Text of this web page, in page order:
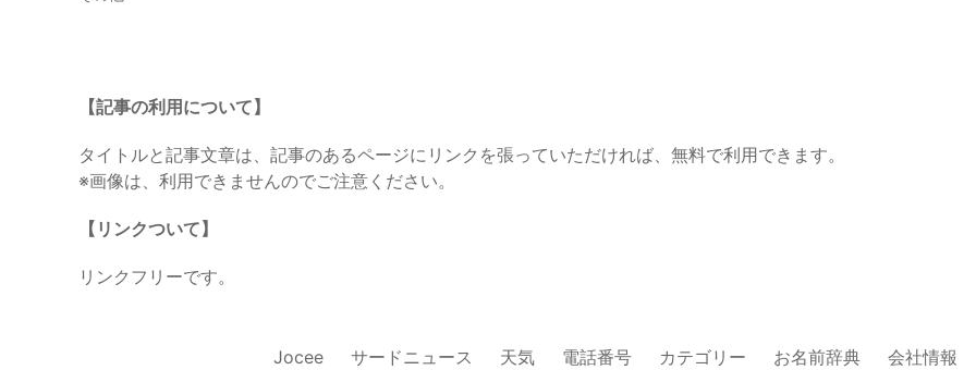
【記事の利用について】
タイトルと記事文章は、記事のあるページにリンクを張っていただければ、無料で利用できます。
※画像は、利用できませんのでご注意ください。
【リンクついて】
リンクフリーです。
Jocee サードニュース 天気 電話番号 カテゴリー お名前辞典 会社情報